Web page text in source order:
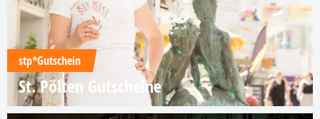
stp*Gutschein
St. Pölten Gutscheine